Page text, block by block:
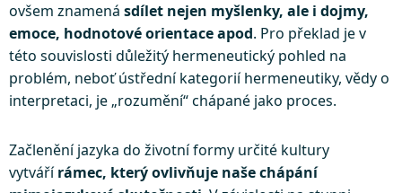
ovšem znamená sdílet nejen myšlenky, ale i dojmy,
emoce, hodnotové orientace apod. Pro překlad je v
této souvislosti důležitý hermeneutický pohled na
problém, neboť ústřední kategorií hermeneutiky, vědy o
interpretaci, je „rozumění“ chápané jako proces.
Začlenění jazyka do životní formy určité kultury
vytvářírámec, který ovlivňuje naše chápání